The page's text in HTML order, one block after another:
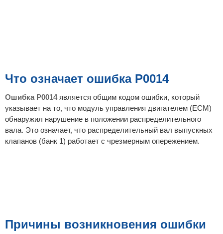
Что означает ошибка P0014
Ошибка P0014является общим кодом ошибки, который
указывает на то, что модуль управления двигателем (ECM)
обнаружил нарушение в положении распределительного
вала. Это означает, что распределительный вал выпускных
клапанов (банк 1) работает с чрезмерным опережением.
Причины возникновения ошибки